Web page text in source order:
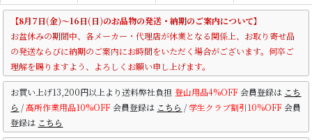
【8月7日(金)～16日(日)のお品物の発送・納期のご案内について】
お盆休みの期間中、各メーカー・代理店が休業となる関係上、お取り寄せ品
の発送ならびに納期のご案内にお時間をいただく場合がございます。何卒ご
理解を賜りますよう、よろしくお願い申し上げます。
お買い上げ13,200円以上より送料弊社負担 登山用品4%OFF 会員登録は こち
ら /高所作業用品10%OFF 会員登録は こちら /学生クラブ割引10%OFF 会員
登録は こちら